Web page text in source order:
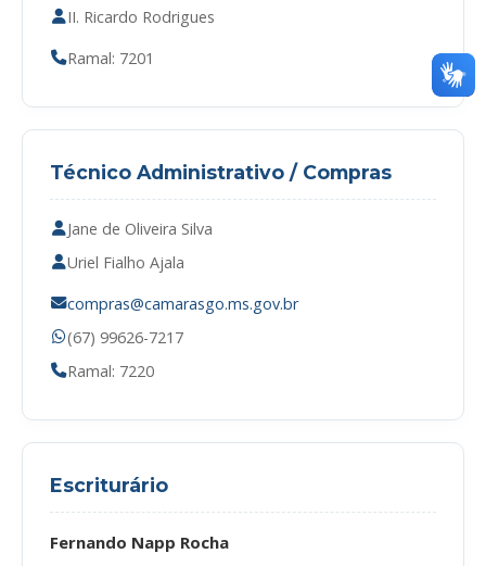
II. Ricardo Rodrigues
Ramal: 7201
Técnico Administrativo / Compras
Jane de Oliveira Silva
Uriel Fialho Ajala
compras@camarasgo.ms.gov.br
(67) 99626-7217
Ramal: 7220
Escriturário
Fernando Napp Rocha